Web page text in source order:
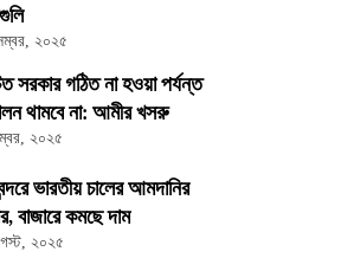
২০২৫
সরকার গঠিত না হওয়া পর্যন্ত
থামবে না: আমীর খসরু
২০২৫
ভারতীয় চালের আমদানির
বাজারে কমছে দাম
২০২৫